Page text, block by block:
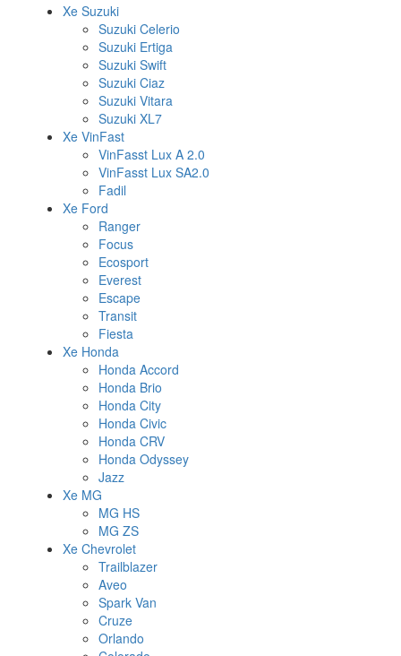
Xe Suzuki
Suzuki Celerio
Suzuki Ertiga
Suzuki Swift
Suzuki Ciaz
Suzuki Vitara
Suzuki XL7
Xe VinFast
VinFasst Lux A 2.0
VinFasst Lux SA2.0
Fadil
Xe Ford
Ranger
Focus
Ecosport
Everest
Escape
Transit
Fiesta
Xe Honda
Honda Accord
Honda Brio
Honda City
Honda Civic
Honda CRV
Honda Odyssey
Jazz
Xe MG
MG HS
MG ZS
Xe Chevrolet
Trailblazer
Aveo
Spark Van
Cruze
Orlando